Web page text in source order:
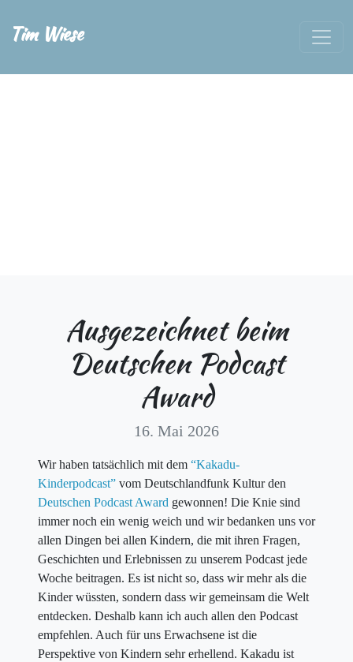
Tim Wiese
Ausgezeichnet beim
Deutschen Podcast
Award
16. Mai 2026
Wir haben tatsächlich mit dem “Kakadu-
Kinderpodcast” vom Deutschlandfunk Kultur den
Deutschen Podcast Award gewonnen! Die Knie sind
immer noch ein wenig weich und wir bedanken uns vor
allen Dingen bei allen Kindern, die mit ihren Fragen,
Geschichten und Erlebnissen zu unserem Podcast jede
Woche beitragen. Es ist nicht so, dass wir mehr als die
Kinder wüssten, sondern dass wir gemeinsam die Welt
entdecken. Deshalb kann ich auch allen den Podcast
empfehlen. Auch für uns Erwachsene ist die
Perspektive von Kindern sehr erhellend. Kakadu ist